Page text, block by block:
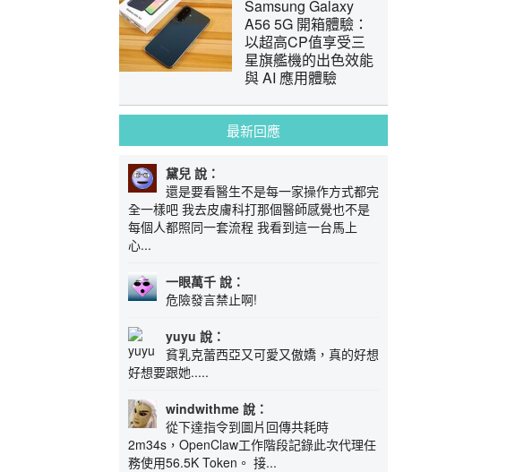
Samsung Galaxy
A56 5G 開箱體驗：
以超高CP值享受三
星旗艦機的出色效能
與 AI 應用體驗
最新回應
黛兒 說：
還是要看醫生不是每一家操作方式都完
全一樣吧 我去皮膚科打那個醫師感覺也不是
每個人都照同一套流程 我看到這一台馬上
心...
一眼萬千 說：
危險發言禁止啊!
yuyu 說：
貧乳克蕾西亞又可愛又傲嬌，真的好想
好想要跟她.....
windwithme 說：
從下達指令到圖片回傳共耗時
2m34s，OpenClaw工作階段記錄此次代理任
務使用56.5K Token。 接...